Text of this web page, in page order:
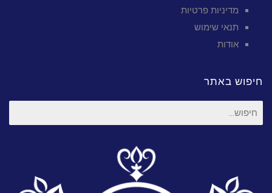
מדיניות פרטיות
תנאי שימוש
אודות
חיפוש באתר
חיפוש
עבור: